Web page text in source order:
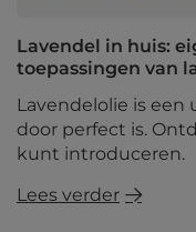
Lavendel in huis:
toepassingen van
Lavendelolie is een
door perfect is.
kunt introduceren.
Lees verder